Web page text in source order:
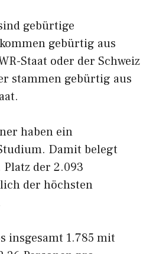
gebürtige
gebürtig aus
Staat oder der Schweiz
stammen gebürtig aus
haben ein
Damit belegt
Platz der 2.093
der höchsten
insgesamt 1.785 mit